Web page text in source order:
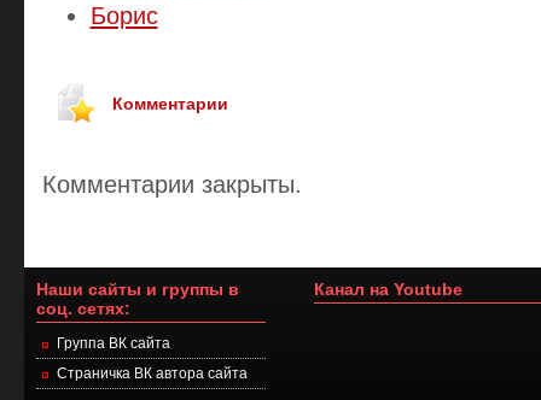
Борис
Комментарии
Комментарии закрыты.
Наши сайты и группы в
соц. сетях:
Группа ВК сайта
Страничка ВК автора сайта
Канал на Youtube